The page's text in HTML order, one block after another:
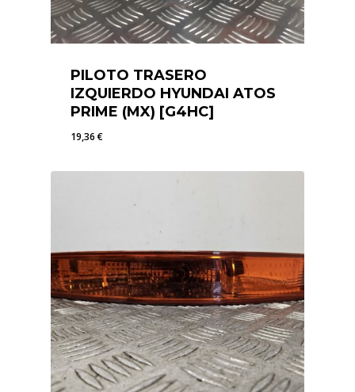
PILOTO TRASERO
IZQUIERDO HYUNDAI ATOS
PRIME (MX) [G4HC]
19,36€